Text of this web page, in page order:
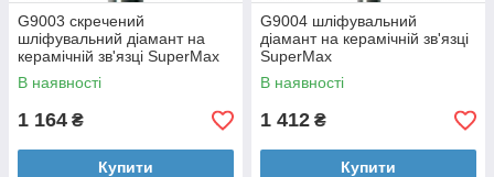
G9003 скречений
шліфувальний діамант на
керамічній зв'язці SuperMax
В наявності
1 164 ₴
Купити
G9004 шліфувальний
діамант на керамічній зв'язці
SuperMax
В наявності
1 412 ₴
Купити